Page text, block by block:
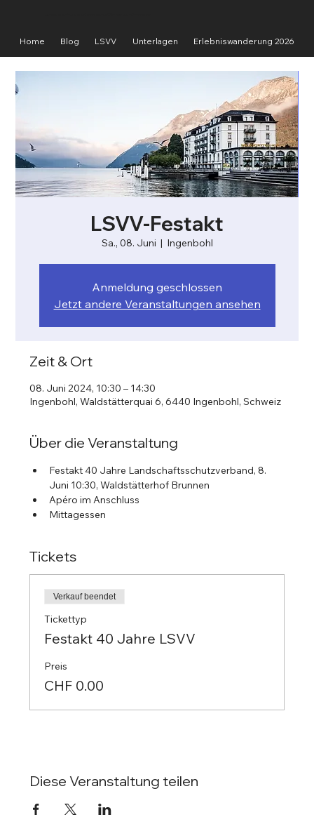
Home Blog LSVV Unterlagen Erlebniswanderung 2026
LSVV-Festakt
Sa., 08. Juni
  |
Ingenbohl
Anmeldung geschlossen
Jetzt andere Veranstaltungen ansehen
Zeit & Ort
08. Juni 2024, 10:30 – 14:30
Ingenbohl, Waldstätterquai 6, 6440 Ingenbohl, Schweiz
Über die Veranstaltung
Festakt 40 Jahre Landschaftsschutzverband, 8.
Juni 10:30, Waldstätterhof Brunnen
Apéro im Anschluss
Mittagessen
Tickets
Verkauf beendet
Tickettyp
Festakt 40 Jahre LSVV
Preis
CHF 0.00
Diese Veranstaltung teilen